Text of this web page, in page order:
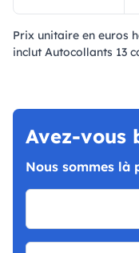
Prix ​​unitaire en euros
inclut Autocollants 13
Avez-vous
Nous sommes là